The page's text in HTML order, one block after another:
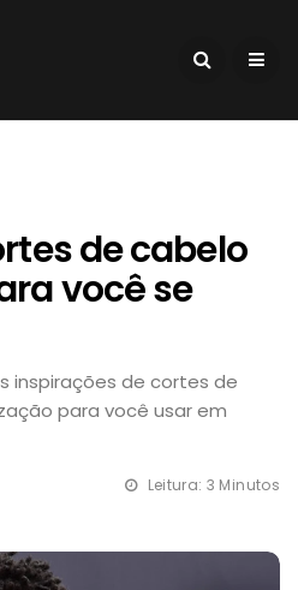
de cabelo
você se
inspirações de cortes de
para você usar em
Leitura: 3 Minutos